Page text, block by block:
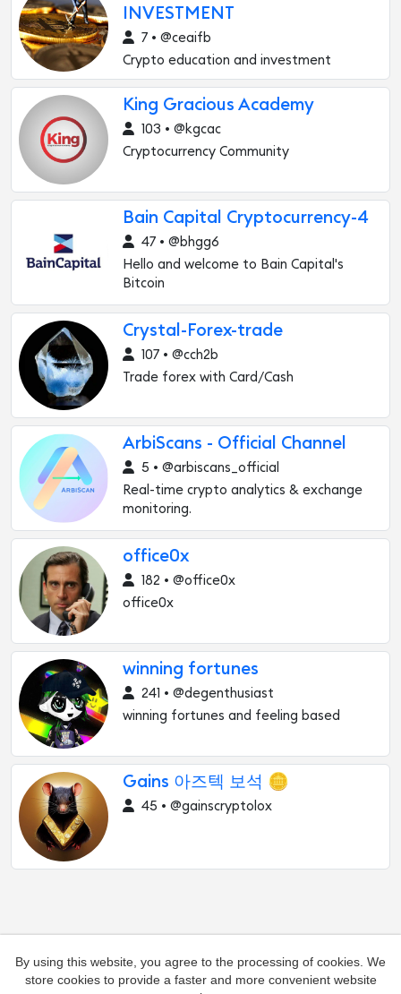
INVESTMENT
7 • @ceaifb
Crypto education and investment
King Gracious Academy
103 • @kgcac
Cryptocurrency Community
Bain Capital Cryptocurrency-4
47 • @bhgg6
Hello and welcome to Bain Capital's
Bitcoin
Crystal-Forex-trade
107 • @cch2b
Trade forex with Card/Cash
ArbiScans - Official Channel
5 • @arbiscans_official
Real-time crypto analytics & exchange
monitoring.
office0x
182 • @office0x
office0x
winning fortunes
241 • @degenthusiast
winning fortunes and feeling based
Gains 아즈텍 보석 🪙
45 • @gainscryptolox
By using this website, you agree to the processing of cookies. We
store cookies to provide a faster and more convenient website